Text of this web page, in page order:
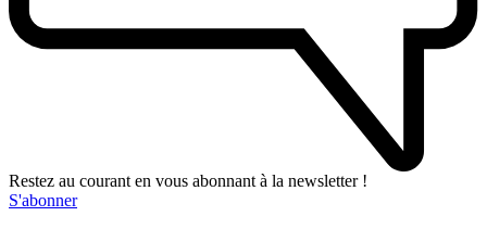
Restez au courant en vous abonnant à la newsletter !
S'abonner